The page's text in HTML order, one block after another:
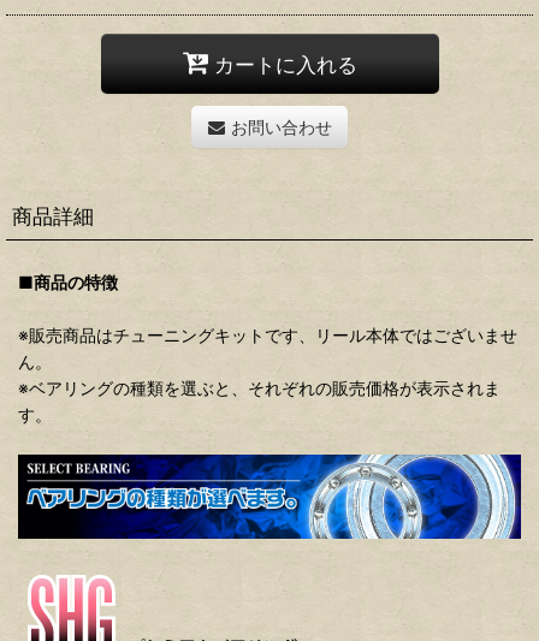
カートに入れる
お問い合わせ
商品詳細
■商品の特徴
※販売商品はチューニングキットです、リール本体ではございませ
ん。
※ベアリングの種類を選ぶと、それぞれの販売価格が表示されま
す。